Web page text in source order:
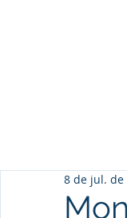
8 de jul. de